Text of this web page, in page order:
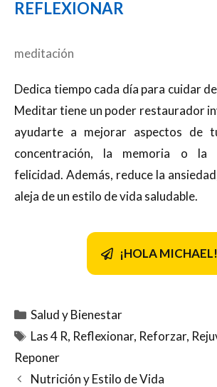
REFLEXIONAR
meditación
Dedica tiempo cada día para cuidar
Meditar tiene un poder restaurador
ayudarte a mejorar aspectos de
concentración, la memoria o la
felicidad. Además, reduce la
aleja de un estilo de vida saludable.
¡HOLA MICHAEL!
Categorías
Salud y Bienestar
Etiquetas
Las 4 R, Reflexionar, Reforzar,
Reponer
Nutrición y Estilo de Vida